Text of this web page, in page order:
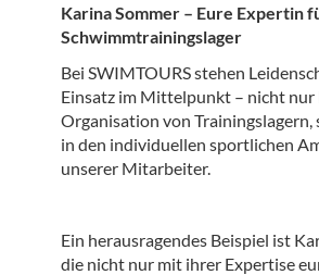
Karina Sommer – Eure Expertin
Schwimmtrainingslager
Bei SWIMTOURS stehen
Einsatz im Mittelpunkt – nicht nur
Organisation von Trainingslagern,
in den individuellen sportlichen
unserer Mitarbeiter.
Ein herausragendes Beispiel ist
die nicht nur mit ihrer Expertise